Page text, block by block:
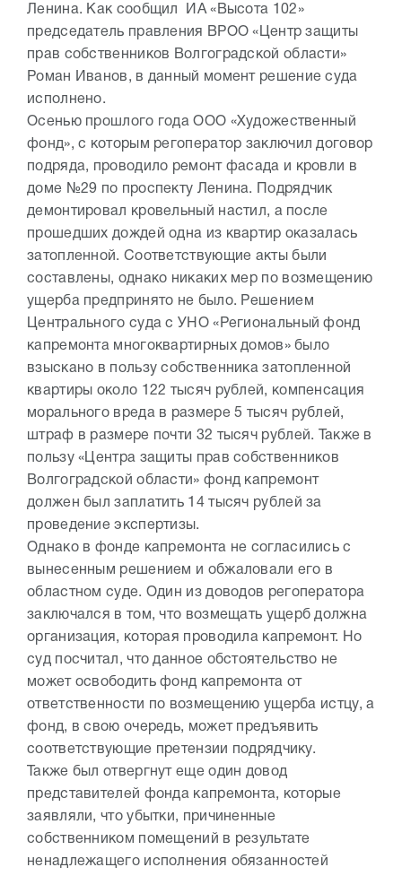
Ленина. Как сообщил ИА «Высота 102»
председатель правления ВРОО «Центр защиты
прав собственников Волгоградской области»
Роман Иванов, в данный момент решение суда
исполнено.
Осенью прошлого года ООО «Художественный
фонд», с которым регоператор заключил договор
подряда, проводило ремонт фасада и кровли в
доме №29 по проспекту Ленина. Подрядчик
демонтировал кровельный настил, а после
прошедших дождей одна из квартир оказалась
затопленной. Соответствующие акты были
составлены, однако никаких мер по возмещению
ущерба предпринято не было. Решением
Центрального суда с УНО «Региональный фонд
капремонта многоквартирных домов» было
взыскано в пользу собственника затопленной
квартиры около 122 тысяч рублей, компенсация
морального вреда в размере 5 тысяч рублей,
штраф в размере почти 32 тысяч рублей. Также в
пользу «Центра защиты прав собственников
Волгоградской области» фонд капремонт
должен был заплатить 14 тысяч рублей за
проведение экспертизы.
Однако в фонде капремонта не согласились с
вынесенным решением и обжаловали его в
областном суде. Один из доводов регоператора
заключался в том, что возмещать ущерб должна
организация, которая проводила капремонт. Но
суд посчитал, что данное обстоятельство не
может освободить фонд капремонта от
ответственности по возмещению ущерба истцу, а
фонд, в свою очередь, может предъявить
соответствующие претензии подрядчику.
Также был отвергнут еще один довод
представителей фонда капремонта, которые
заявляли, что убытки, причиненные
собственником помещений в результате
ненадлежащего исполнения обязанностей